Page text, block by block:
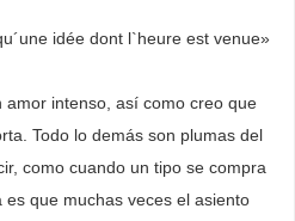
idée dont l`heure est venue»
intenso, así como creo que
Todo lo demás son plumas del
como cuando un tipo se compra
que muchas veces el asiento